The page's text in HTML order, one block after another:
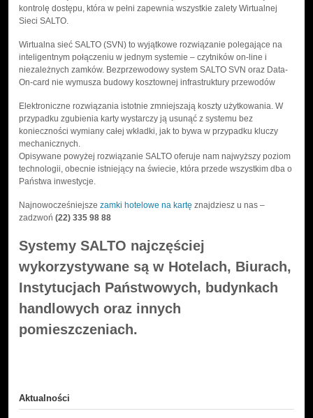
kontrolę dostępu, która w pełni zapewnia wszystkie zalety Wirtualnej
Sieci SALTO.
Wirtualna sieć SALTO (SVN) to wyjątkowe rozwiązanie polegające na
inteligentnym połączeniu w jednym systemie – czytników on-line i
niezależnych zamków. Bezprzewodowy system SALTO SVN oraz Data-
On-card nie wymusza budowy kosztownej infrastruktury przewodów
Elektroniczne rozwiązania istotnie zmniejszają koszty użytkowania. W
przypadku zgubienia karty wystarczy ją usunąć z systemu bez
konieczności wymiany całej wkładki, jak to bywa w przypadku kluczy
mechanicznych.
Opisywane powyżej rozwiązanie SALTO oferuje nam najwyższy poziom
technologii, obecnie istniejący na świecie, która przede wszystkim dba o
Państwa inwestycje.
Najnowocześniejsze zamki hotelowe na kartę znajdziesz u nas –
zadzwoń (22) 335 98 88
Systemy SALTO najczęściej
wykorzystywane są w Hotelach, Biurach,
Instytucjach Państwowych, budynkach
handlowych oraz innych
pomieszczeniach.
Aktualności